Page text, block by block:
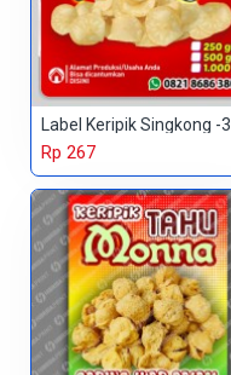
Label Keripik Singkong -3
Rp 267